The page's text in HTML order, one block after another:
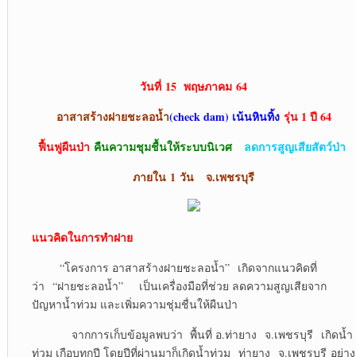
วันที่ 15 พฤษภาคม 64
อาสาสร้างฝายชะลอน้ำ(check dam) เน้นหินทิ้ง รุ่น 1 ปี 64
ฟื้นฟูผืนป่า คืนความชุมชื้นให้ระบบนิเวศ
ลดการสูญเสียสัตว์ป่า
ภายใน 1 วัน จ.เพชรบุรี
แนวคิดในการทำฝาย
“โครงการ อาสาสร้างฝายชะลอน้ำ” เกิดจากแนวคิดที่
ว่า “ฝายชะลอน้ำ” เป็นเครื่องมือที่ช่วย ลดความสูญเสียจาก
ปัญหาน้ำท่วม และเพิ่มความชุ่มชื่นให้ผืนป่า
จากการเก็บข้อมูลพบว่า พื้นที่ อ.ท่ายาง จ.เพชรบุรี เกิดน้ำ
ท่วม เกือบทุกปี โดยปีที่ผ่านมาก็เกิดน้ำท่วม ท่ายาง จ.เพชรบุรี อย่าง